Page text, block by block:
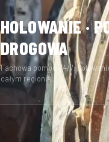
HOLOWANIE ·
DROGOWA
Fachowa pomoc 24/7:
całym regionie.